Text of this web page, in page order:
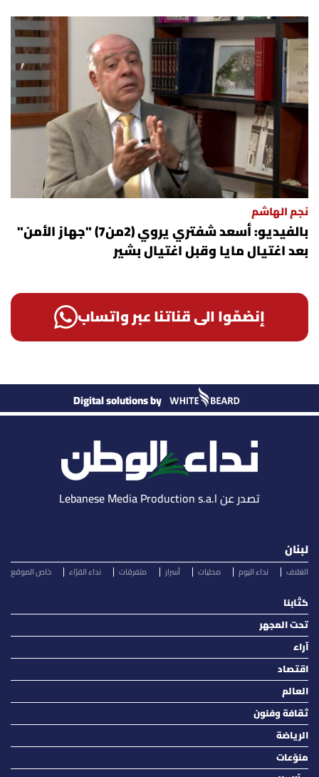
نجم الهاشم
بالفيديو: أسعد شفتري يروي (2من7) "جهاز الأمن"
بعد اغتيال مايا وقبل اغتيال بشير
إنضمّوا الى قناتنا عبر واتساب
Digital solutions by
تصدر عن Lebanese Media Production s.a.l
لبنان
الغلاف نداء اليوم محليات أسرار متفرقات نداء القرّاء خاص الموقع
كتّابنا
تحت المجهر
آراء
اقتصاد
العالم
ثقافة وفنون
الرياضة
منوّعات